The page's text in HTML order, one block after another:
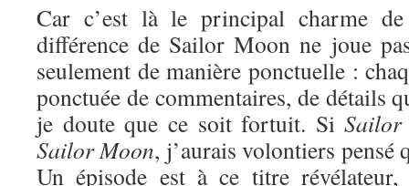
Car c’est là le principal charme
différence de Sailor Moon ne joue
seulement de manière ponctuelle :
ponctuée de commentaires, de détails
je doute que ce soit fortuit. Si
Sailor Moon, j’aurais volontiers pensé
Un épisode est à ce titre